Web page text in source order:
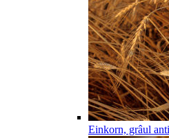
Einkorn, grâul